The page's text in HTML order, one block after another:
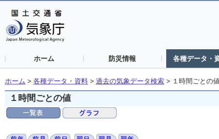
ホーム 防災情報 各種データ・
ホーム > 各種データ・資料 > 過去の気象データ検索 > １時間ごとの
１時間ごとの値